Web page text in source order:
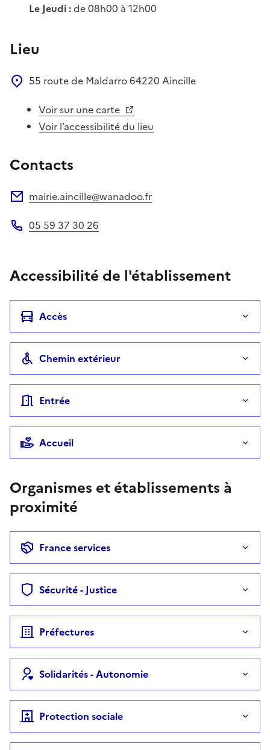
Le Jeudi :de 08h00 à 12h00
Lieu
55 route de Maldarro64220 Aincille
Voir sur une carte
Voir l’accessibilité du lieu
Contacts
mairie.aincille@wanadoo.fr
05 59 37 30 26
Accessibilité de l'établissement
Accès
Chemin extérieur
Entrée
Accueil
Organismes et établissements à
proximité
France services
Sécurité - Justice
Préfectures
Solidarités - Autonomie
Protection sociale